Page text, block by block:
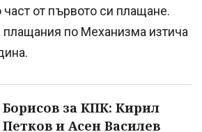
част от първото си плащане.
плащания по Механизма изтича
Борисов за КПК: Кирил
Петков и Асен Василев